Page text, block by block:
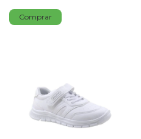
Comprar